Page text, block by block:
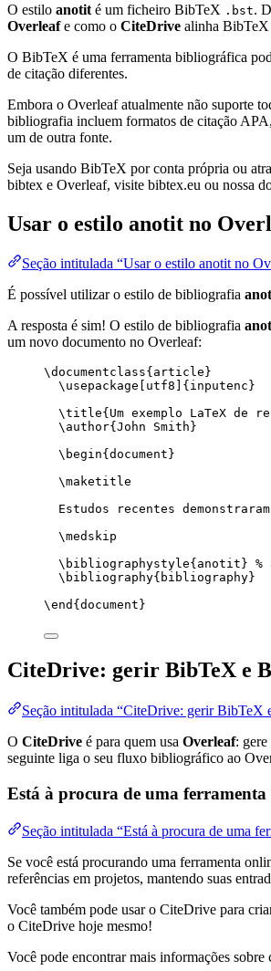
O estilo anotit é um ficheiro BibTeX .bst.
Overleafe como o CiteDrive alinha
O BibTeX é uma ferramenta bibliográfica
de citação diferentes.
Embora o Overleaf atualmente não suporte
bibliografia incluem formatos de citação
um de outra fonte.
Seja usando BibTeX por conta própria ou
bibtex e Overleaf, visite bibtex.eu ou nossa
Usar o estilo anotit no
Seção intitulada “Usar o estilo anotit no
É possível utilizar o estilo de bibliografia
A resposta é sim! O estilo de bibliografia
um novo documento no Overleaf:
\documentclass{ article }
\usepackage
utf8 ]{ inputenc }
\title{Um exemplo LaTeX
\author{John Smith}
\begin{ document }
\maketitle
Estudos recentes
\medskip
\bibliographystyle{anotit}
\bibliography{bibliography}
\end { document }
CiteDrive: gerir BibTeX e
Seção intitulada “CiteDrive: gerir BibTeX
O CiteDrive é para quem usa Overleaf:
seguinte liga o seu fluxo bibliográfico ao
Está à procura de uma ferramenta
Seção intitulada “Está à procura de uma
Se você está procurando uma ferramenta
referências em projetos, mantendo suas
Você também pode usar o CiteDrive para
o CiteDrive hoje mesmo!
Você pode encontrar mais informações